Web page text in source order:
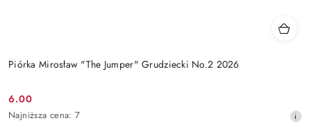
Piórka Mirosław "The Jumper" Grudziecki No.2 2026
Cena
6.00
Najniższa
Najniższa cena: 7